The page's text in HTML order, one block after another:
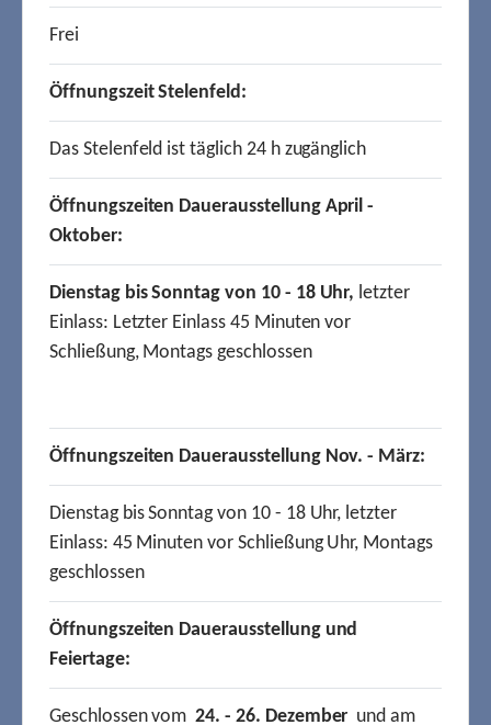
Frei
Öffnungszeit Stelenfeld:
Das Stelenfeld ist täglich 24 h zugänglich
Öffnungszeiten Dauerausstellung April -
Oktober:
Dienstag bis Sonntag von 10 - 18 Uhr, letzter
Einlass: Letzter Einlass 45 Minuten vor
Schließung, Montags geschlossen
Öffnungszeiten Dauerausstellung Nov. - März:
Dienstag bis Sonntag von 10 - 18 Uhr, letzter
Einlass: 45 Minuten vor Schließung Uhr, Montags
geschlossen
Öffnungszeiten Dauerausstellung und
Feiertage:
Geschlossen vom24. - 26. Dezember und am